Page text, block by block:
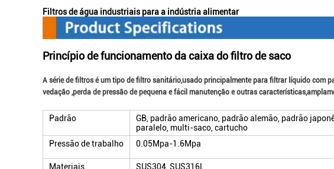
Filtros de água industriais para a indústria alimentar
Princípio de funcionamento da caixa do filtro de saco
A série de filtros é um tipo de filtro sanitário,usado principalmente para filtrar líquido com
vedação ,perda de pressão de pequena e fácil manutenção e outras
Padrão
GB, padrão americano, padrão alemão, padrão
paralelo, multi-saco, cartucho
Pressão de trabalho
0.05Mpa-1.6Mpa
Materiais SUS304, SUS316L